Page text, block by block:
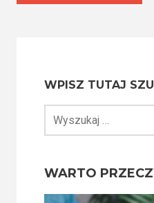
WPISZ TUTAJ
WARTO